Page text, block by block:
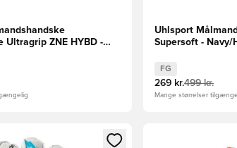
Ultragrip ZNE HYBD -
Uhlsport
Supersoft - Navy/
FG
269 kr.499 kr.
Mange størrelser
til at logge ind eller tilmelde dig som medlem
Åbner en Modal